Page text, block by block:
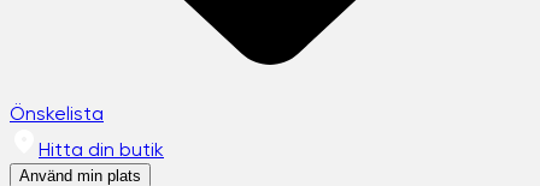
Önskelista
Hitta din butik
Använd min plats